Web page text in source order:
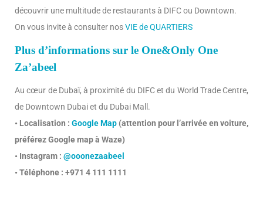
découvrir une multitude de restaurants à DIFC ou Downtown.
On vous invite à consulter nosVIE de QUARTIERS
Plus d’informations sur le One&Only One
Za’abeel
Au cœur de Dubaï, à proximité du DIFC et du World Trade Centre,
de Downtown Dubai et du Dubai Mall.
• Localisation : Google Map (attention pour l’arrivée en voiture,
préférez Google map à Waze)
• Instagram : @ooonezaabeel
• Téléphone : +971 4 111 1111